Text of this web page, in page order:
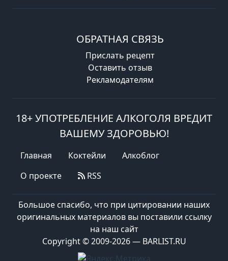
ОБРАТНАЯ СВЯЗЬ
Прислать рецепт
Оставить отзыв
Рекламодателям
18+ УПОТРЕБЛЕНИЕ АЛКОГОЛЯ ВРЕДИТ
ВАШЕМУ ЗДОРОВЬЮ!
Главная Коктейли
Алкоблог
О проекте
RSS
Большое спасибо, что при цитировании наших
оригинальных материалов вы поставили ссылку
на наш сайт
Copyright © 2009-2026 — BARLIST.RU